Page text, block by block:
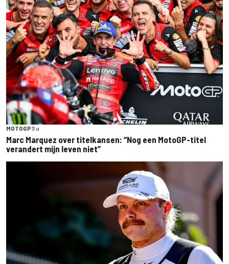
MOTOGP3 u
Marc Marquez over titelkansen: “Nog een MotoGP-titel
verandert mijn leven niet”